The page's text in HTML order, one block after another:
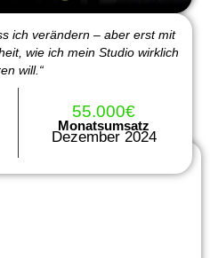
ich verändern – aber erst mit
wie ich mein Studio wirklich
will.“
55.000€
Monatsumsatz
Dezember 2024